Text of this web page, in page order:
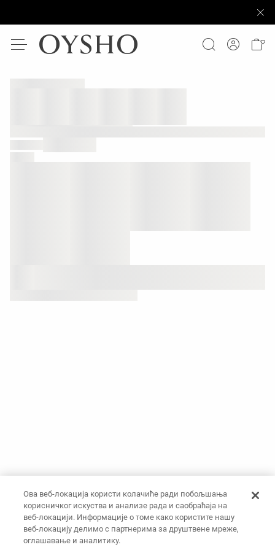
Ова веб-локација користи колачиће ради побољшања
корисничког искуства и анализе рада и саобраћаја на
веб-локацији. Информације о томе како користите нашу
веб-локацију делимо с партнерима за друштвене мреже,
оглашавање и аналитику.